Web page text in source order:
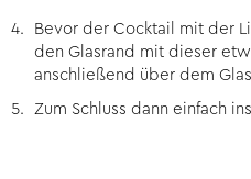
Bevor der Cocktail mit der
den Glasrand mit dieser
anschließend über dem
Zum Schluss dann einfach